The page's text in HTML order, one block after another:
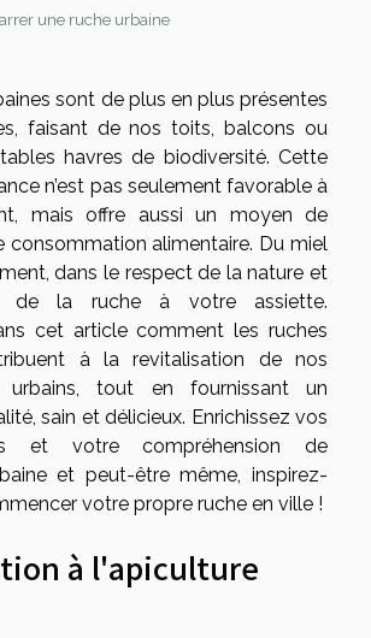
une ruche urbaine
sont de plus en plus présentes
faisant de nos toits, balcons ou
havres de biodiversité. Cette
n’est pas seulement favorable à
mais offre aussi un moyen de
consommation alimentaire. Du miel
dans le respect de la nature et
de la ruche à votre assiette.
cet article comment les ruches
à la revitalisation de nos
urbains, tout en fournissant un
sain et délicieux. Enrichissez vos
et votre compréhension de
et peut-être même, inspirez-
votre propre ruche en ville !
à l'apiculture